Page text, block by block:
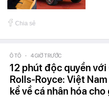
Chia sẻ
Ô TÔ - 4 GIỜ TRƯỚC
12 phút độc quyền
Rolls-Royce: Việt
kể về cá nhân hóa